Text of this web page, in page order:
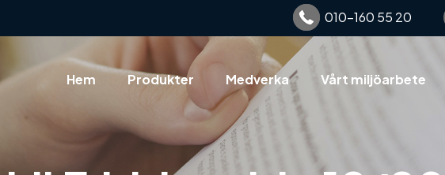
010-160 55 20
Hem Produkter Medverka Vårt miljöarbete